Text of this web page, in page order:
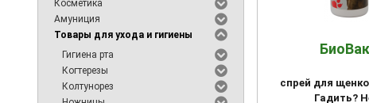
Косметика
Амуниция
Товары для ухода и гигиены
Гигиена рта
Когтерезы
Колтунорез
спрей для
Гадить?